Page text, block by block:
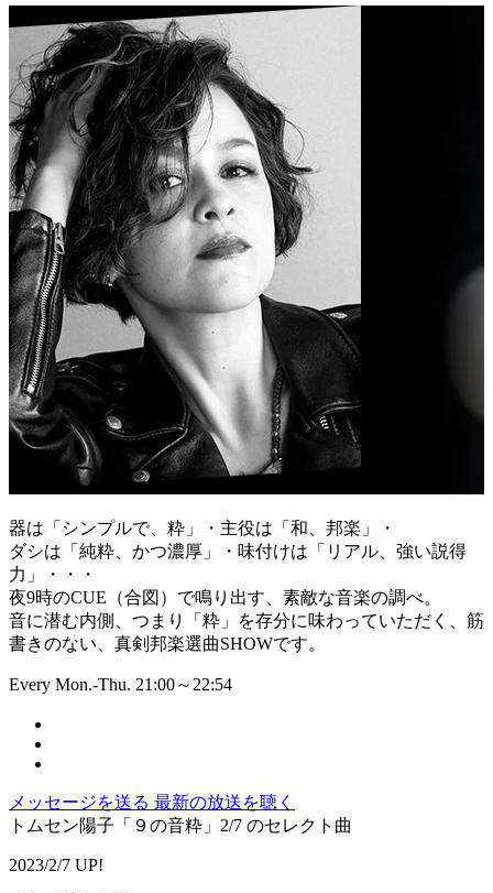
器は「シンプルで、粋」・主役は「和、邦楽」・
ダシは「純粋、かつ濃厚」・味付けは「リアル、強い説得
力」・・・
夜9時のCUE（合図）で鳴り出す、素敵な音楽の調べ。
音に潜む内側、つまり「粋」を存分に味わっていただく、筋
書きのない、真剣邦楽選曲SHOWです。
Every Mon.-Thu. 21:00～22:54
メッセージを送る 最新の放送を聴く
トムセン陽子「９の音粋」2/7 のセレクト曲
2023/2/7 UP!